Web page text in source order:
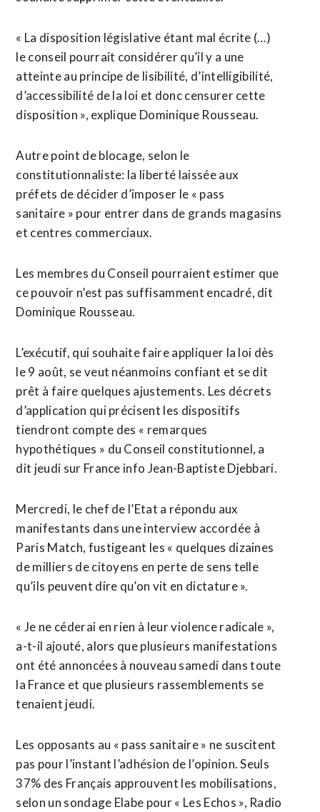
« La disposition législative étant mal écrite (…)
le conseil pourrait considérer qu’il y a une
atteinte au principe de lisibilité, d’intelligibilité,
d’accessibilité de la loi et donc censurer cette
disposition », explique Dominique Rousseau.
Autre point de blocage, selon le
constitutionnaliste: la liberté laissée aux
préfets de décider d’imposer le « pass
sanitaire » pour entrer dans de grands magasins
et centres commerciaux.
Les membres du Conseil pourraient estimer que
ce pouvoir n’est pas suffisamment encadré, dit
Dominique Rousseau.
L’exécutif, qui souhaite faire appliquer la loi dès
le 9 août, se veut néanmoins confiant et se dit
prêt à faire quelques ajustements. Les décrets
d’application qui précisent les dispositifs
tiendront compte des « remarques
hypothétiques » du Conseil constitutionnel, a
dit jeudi sur France info Jean-Baptiste Djebbari.
Mercredi, le chef de l’Etat a répondu aux
manifestants dans une interview accordée à
Paris Match, fustigeant les « quelques dizaines
de milliers de citoyens en perte de sens telle
qu’ils peuvent dire qu’on vit en dictature ».
« Je ne céderai en rien à leur violence radicale »,
a-t-il ajouté, alors que plusieurs manifestations
ont été annoncées à nouveau samedi dans toute
la France et que plusieurs rassemblements se
tenaient jeudi.
Les opposants au « pass sanitaire » ne suscitent
pas pour l’instant l’adhésion de l’opinion. Seuls
37% des Français approuvent les mobilisations,
selon un sondage Elabe pour « Les Echos », Radio